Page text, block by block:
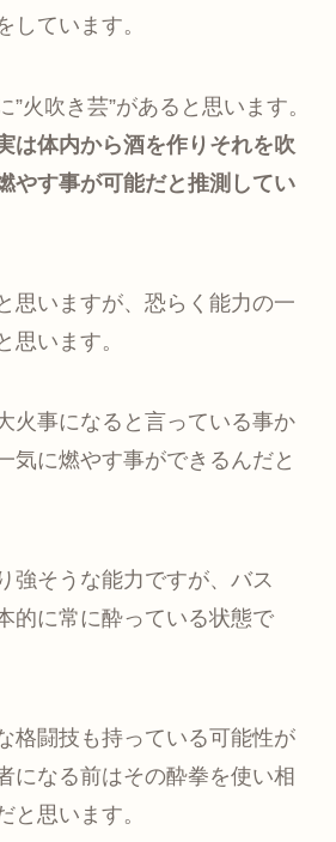
しています。
火吹き芸”があると思います。
は体内から酒を作りそれを吹
やす事が可能だと推測してい
思いますが、恐らく能力の一
思います。
火事になると言っている事か
気に燃やす事ができるんだと
強そうな能力ですが、バス
的に常に酔っている状態で
格闘技も持っている可能性が
になる前はその酔拳を使い相
と思います。